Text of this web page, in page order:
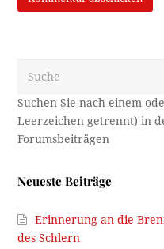
Neueste Beiträge
Erinnerung an die
des Schlern